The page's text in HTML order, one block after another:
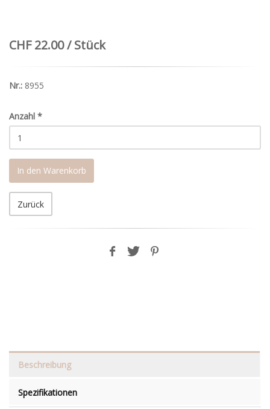
CHF 22.00 / Stück
Nr.: 8955
Anzahl *
In den Warenkorb
Zurück
Beschreibung
Spezifikationen